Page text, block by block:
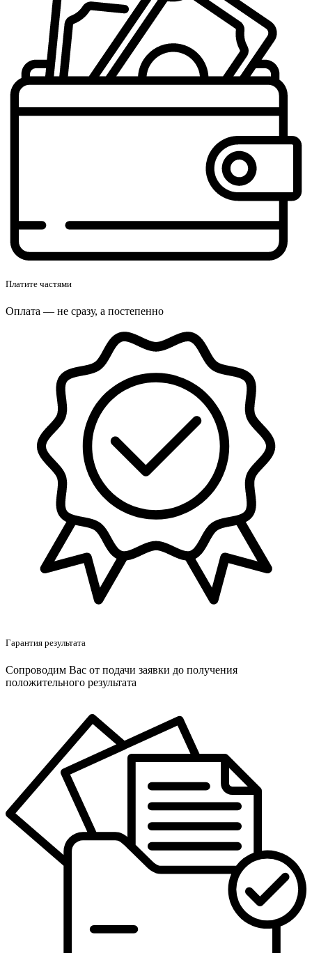
Платите частями
Оплата — не сразу, а постепенно
Гарантия результата
Сопроводим Вас от подачи заявки до получения
положительного результата